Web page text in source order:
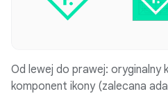
Od lewej do prawej: oryginalny
komponent ikony (zalecana